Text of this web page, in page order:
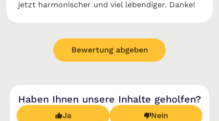
jetzt harmonischer und viel lebendiger. Danke!
Bewertung abgeben
Haben Ihnen unsere Inhalte geholfen?
Ja Nein